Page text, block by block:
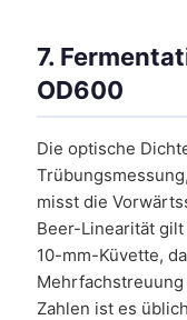
7.
OD600
Die optische
misst die
Beer-Linearität
10-mm-Küvette,
Zahlen ist es